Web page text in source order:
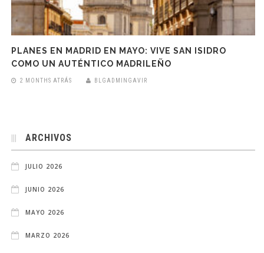
PLANES EN MADRID EN MAYO: VIVE SAN ISIDRO
COMO UN AUTÉNTICO MADRILEÑO
2 MONTHS ATRÁS BLGADMINGAVIR
ARCHIVOS
JULIO 2026
JUNIO 2026
MAYO 2026
MARZO 2026